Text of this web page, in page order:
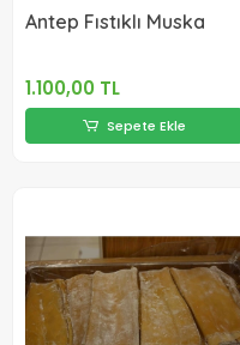
Antep Fıstıklı Muska
1.100,00 TL
Sepete Ekle